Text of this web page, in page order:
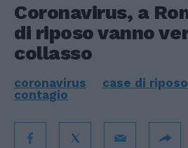
Coronavirus, a
di riposo vanno
collasso
coronavirus case di riposo
contagio